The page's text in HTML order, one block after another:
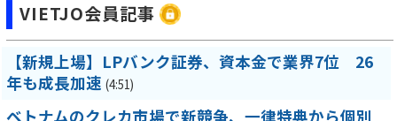
VIETJO会員記事
【新規上場】LPバンク証券、資本金で業界7位 26
年も成長加速 (4:51)
ベトナムのクレカ市場で新競争、一律特典から個別